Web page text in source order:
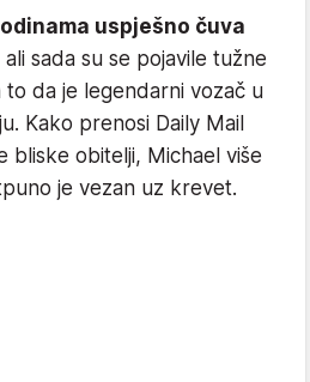
uspješno čuva
ali sada su se pojavile tužne
to da je legendarni vozač u
Kako prenosi Daily Mail
bliske obitelji, Michael više
je vezan uz krevet.